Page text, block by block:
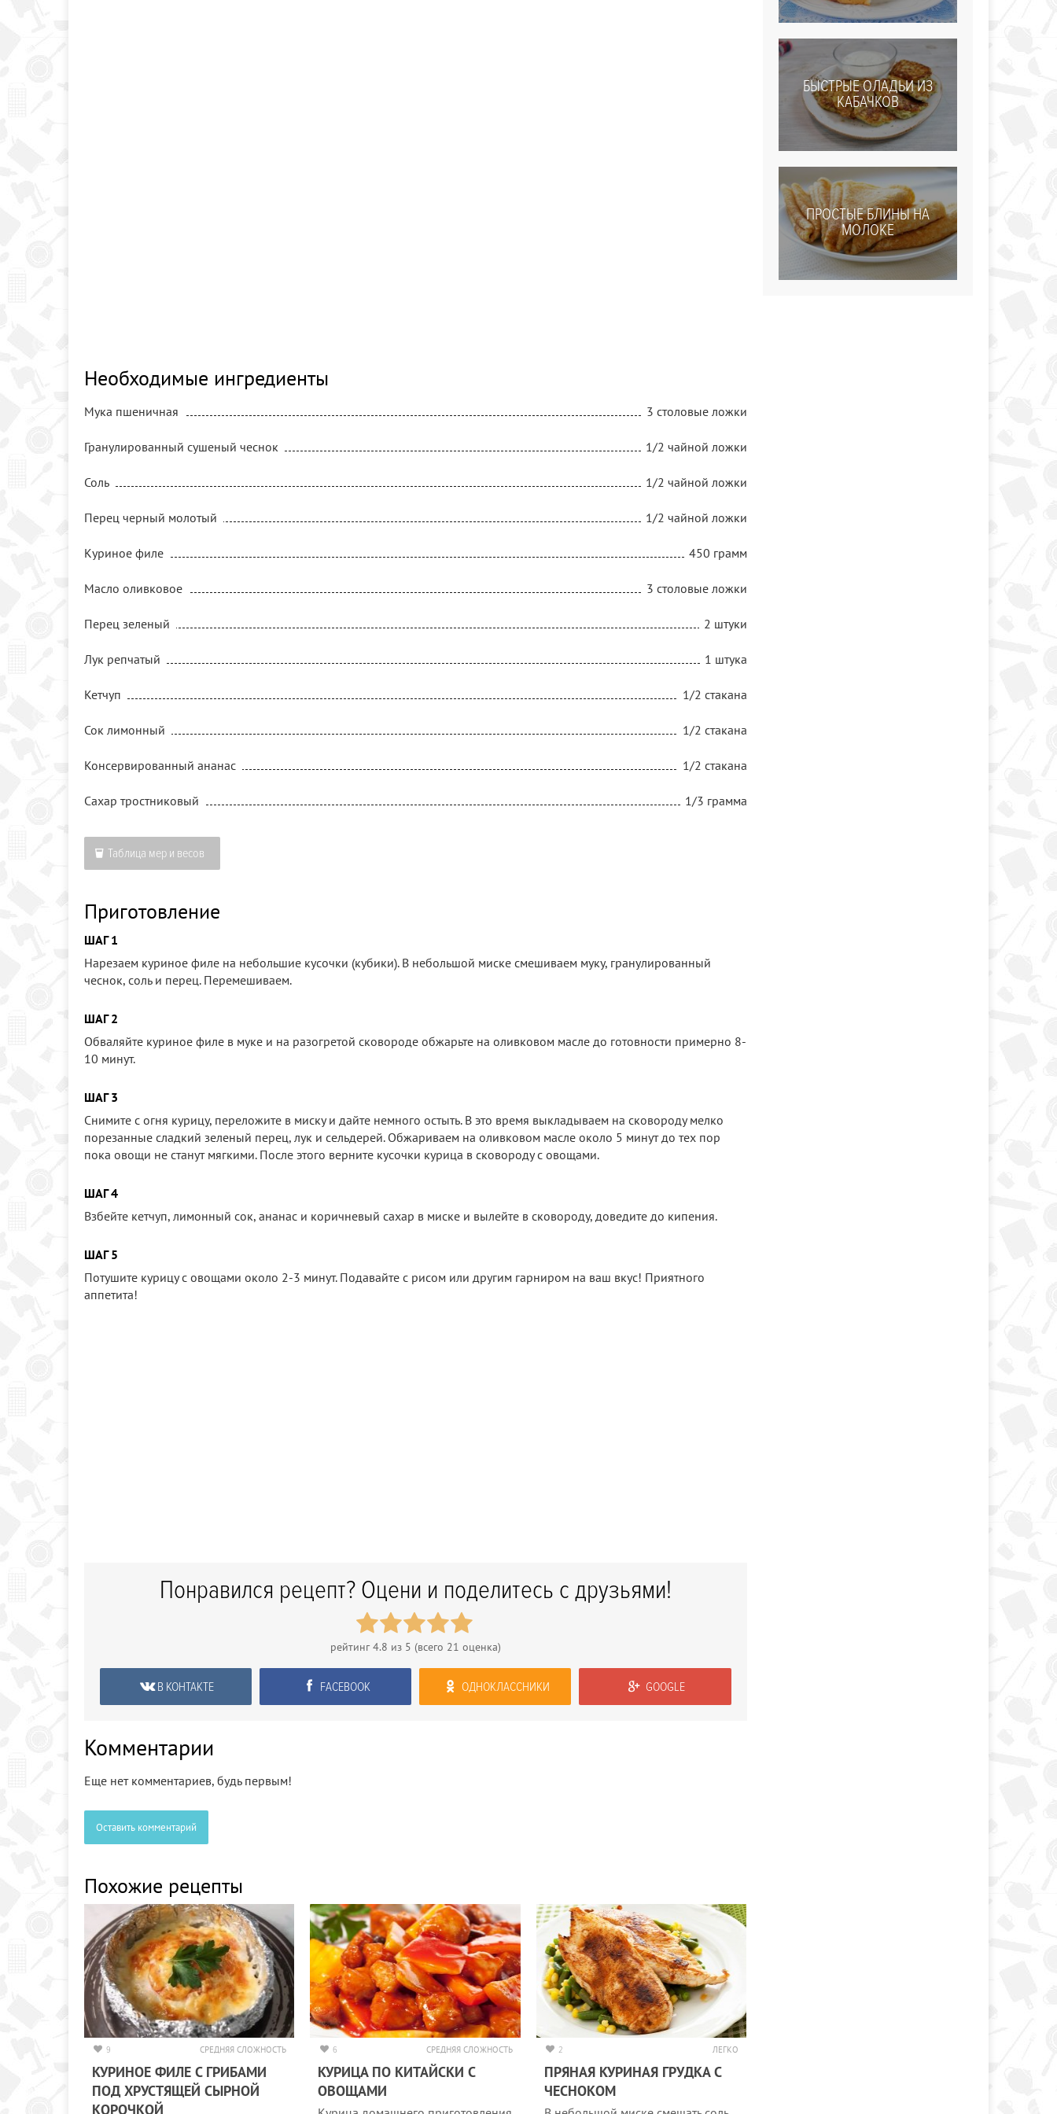
Необходимые ингредиенты
Мука пшеничная 3 столовые ложки
Гранулированный сушеный чеснок 1/2 чайной ложки
Соль 1/2 чайной ложки
Перец черный молотый 1/2 чайной ложки
Куриное филе 450 грамм
Масло оливковое 3 столовые ложки
Перец зеленый 2 штуки
Лук репчатый 1 штука
Кетчуп 1/2 стакана
Сок лимонный 1/2 стакана
Консервированный ананас 1/2 стакана
Сахар тростниковый 1/3 грамма
Таблица мер и весов
Приготовление
ШАГ 1
Нарезаем куриное филе на небольшие кусочки (кубики). В небольшой миске смешиваем муку, гранулированный
чеснок, соль и перец. Перемешиваем.
ШАГ 2
Обваляйте куриное филе в муке и на разогретой сковороде обжарьте на оливковом масле до готовности примерно 8-
10 минут.
ШАГ 3
Снимите с огня курицу, переложите в миску и дайте немного остыть. В это время выкладываем на сковороду мелко
порезанные сладкий зеленый перец, лук и сельдерей. Обжариваем на оливковом масле около 5 минут до тех пор
пока овощи не станут мягкими. После этого верните кусочки курица в сковороду с овощами.
ШАГ 4
Взбейте кетчуп, лимонный сок, ананас и коричневый сахар в миске и вылейте в сковороду, доведите до кипения.
ШАГ 5
Потушите курицу с овощами около 2-3 минут. Подавайте с рисом или другим гарниром на ваш вкус! Приятного
аппетита!
Понравился рецепт? Оцени и поделитесь с друзьями!
рейтинг4.8 из 5 (всего 21 оценка)
В КОНТАКТЕ FACEBOOK ОДНОКЛАССНИКИ GOOGLE
Комментарии
Еще нет комментариев, будь первым!
Оставить комментарий
Похожие рецепты
9 СРЕДНЯЯ СЛОЖНОСТЬ
КУРИНОЕ ФИЛЕ С ГРИБАМИ
ПОД ХРУСТЯЩЕЙ СЫРНОЙ
КОРОЧКОЙ
6 СРЕДНЯЯ СЛОЖНОСТЬ
КУРИЦА ПО КИТАЙСКИ С
ОВОЩАМИ
2 ЛЕГКО
ПРЯНАЯ КУРИНАЯ ГРУДКА С
ЧЕСНОКОМ
БЫСТРЫЕ ОЛАДЬИ ИЗ
КАБАЧКОВ
ПРОСТЫЕ БЛИНЫ НА
МОЛОКЕ